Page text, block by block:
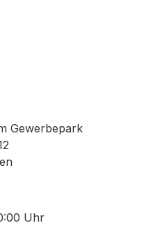
Gewerbepark
Uhr